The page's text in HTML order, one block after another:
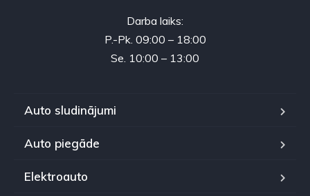
Darba laiks:
P.-Pk. 09:00 – 18:00
Se. 10:00 – 13:00
Auto sludinājumi
Auto piegāde
Elektroauto